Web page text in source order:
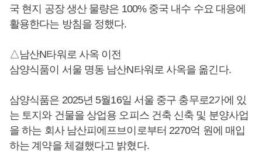
국 현지 공장 생산 물량은 100% 중국 내수 수요 대응에
활용한다는 방침을 정했다.
△남산N타워로 사옥 이전
삼양식품이 서울 명동 남산N타워로 사옥을 옮긴다.
삼양식품은 2025년 5월16일 서울 중구 충무로2가에 있
는 토지와 건물을 상업용 오피스 건축 신축 및 분양사업
을 하는 회사 남산피에프브이로부터 2270억 원에 매입
하는 계약을 체결했다고 밝혔다.